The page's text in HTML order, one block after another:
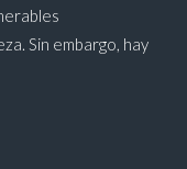
Sin embargo, hay